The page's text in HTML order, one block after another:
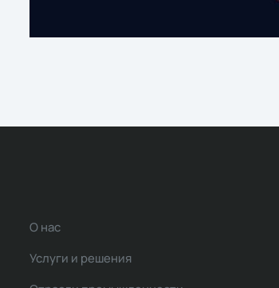
О нас
Услуги и решения